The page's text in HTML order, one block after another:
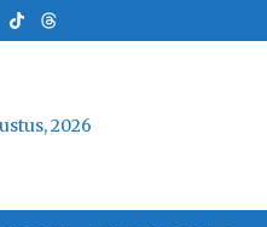
2026